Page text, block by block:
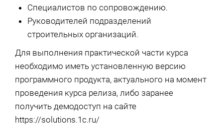
Специалистов по сопровождению.
Руководителей подразделений
строительных организаций.
Для выполнения практической части курса
необходимо иметь установленную версию
программного продукта, актуального на момент
проведения курса релиза, либо заранее
получить демодоступ на сайте
https://solutions.1c.ru/